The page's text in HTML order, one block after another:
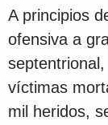
A principios
ofensiva a
víctimas
mil heridos,